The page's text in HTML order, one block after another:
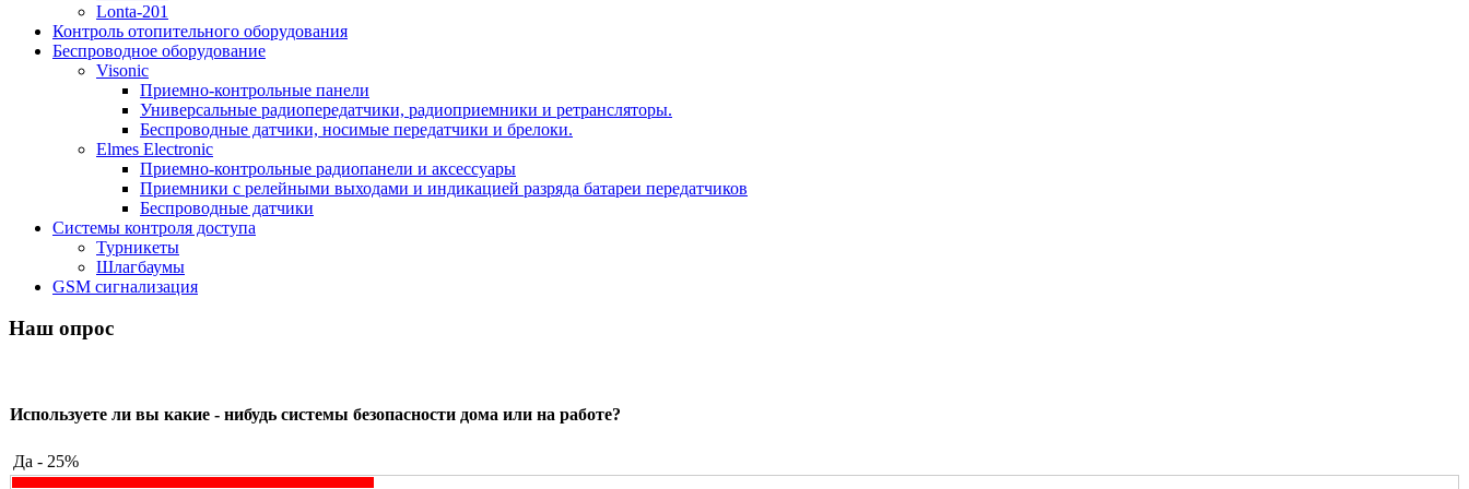
Lonta-201
Контроль отопительного оборудования
Беспроводное оборудование
Visonic
Приемно-контрольные панели
Универсальные радиопередатчики, радиоприемники и ретрансляторы.
Беспроводные датчики, носимые передатчики и брелоки.
Elmes Electronic
Приемно-контрольные радиопанели и аксессуары
Приемники с релейными выходами и индикацией разряда батареи передатчиков
Беспроводные датчики
Системы контроля доступа
Турникеты
Шлагбаумы
GSM сигнализация
Наш опрос
Используете ли вы какие - нибудь системы безопасности дома или на работе?
Да - 25%